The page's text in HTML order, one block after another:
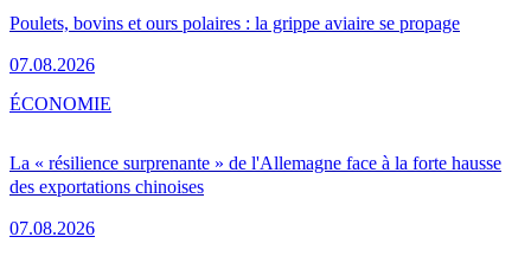
Poulets, bovins et ours polaires : la grippe aviaire se propage
07.08.2026
La « résilience surprenante » de l'Allemagne face à la forte hausse
des exportations chinoises
07.08.2026
ÉCONOMIE